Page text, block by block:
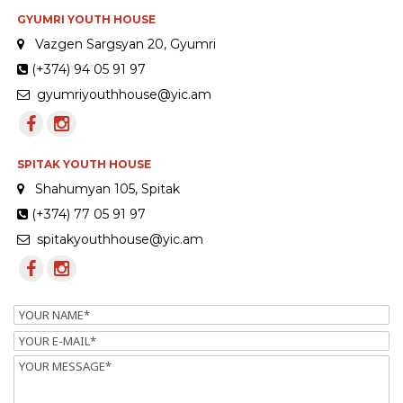
GYUMRI YOUTH HOUSE
Vazgen Sargsyan 20, Gyumri
(+374) 94 05 91 97
gyumriyouthhouse@yic.am
SPITAK YOUTH HOUSE
Shahumyan 105, Spitak
(+374) 77 05 91 97
spitakyouthhouse@yic.am
Name
Email
Message